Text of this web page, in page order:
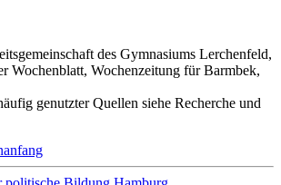
des Gymnasiums Lerchenfeld,
Wochenblatt, Wochenzeitung für Barmbek,
genutzter Quellen siehe Recherche und